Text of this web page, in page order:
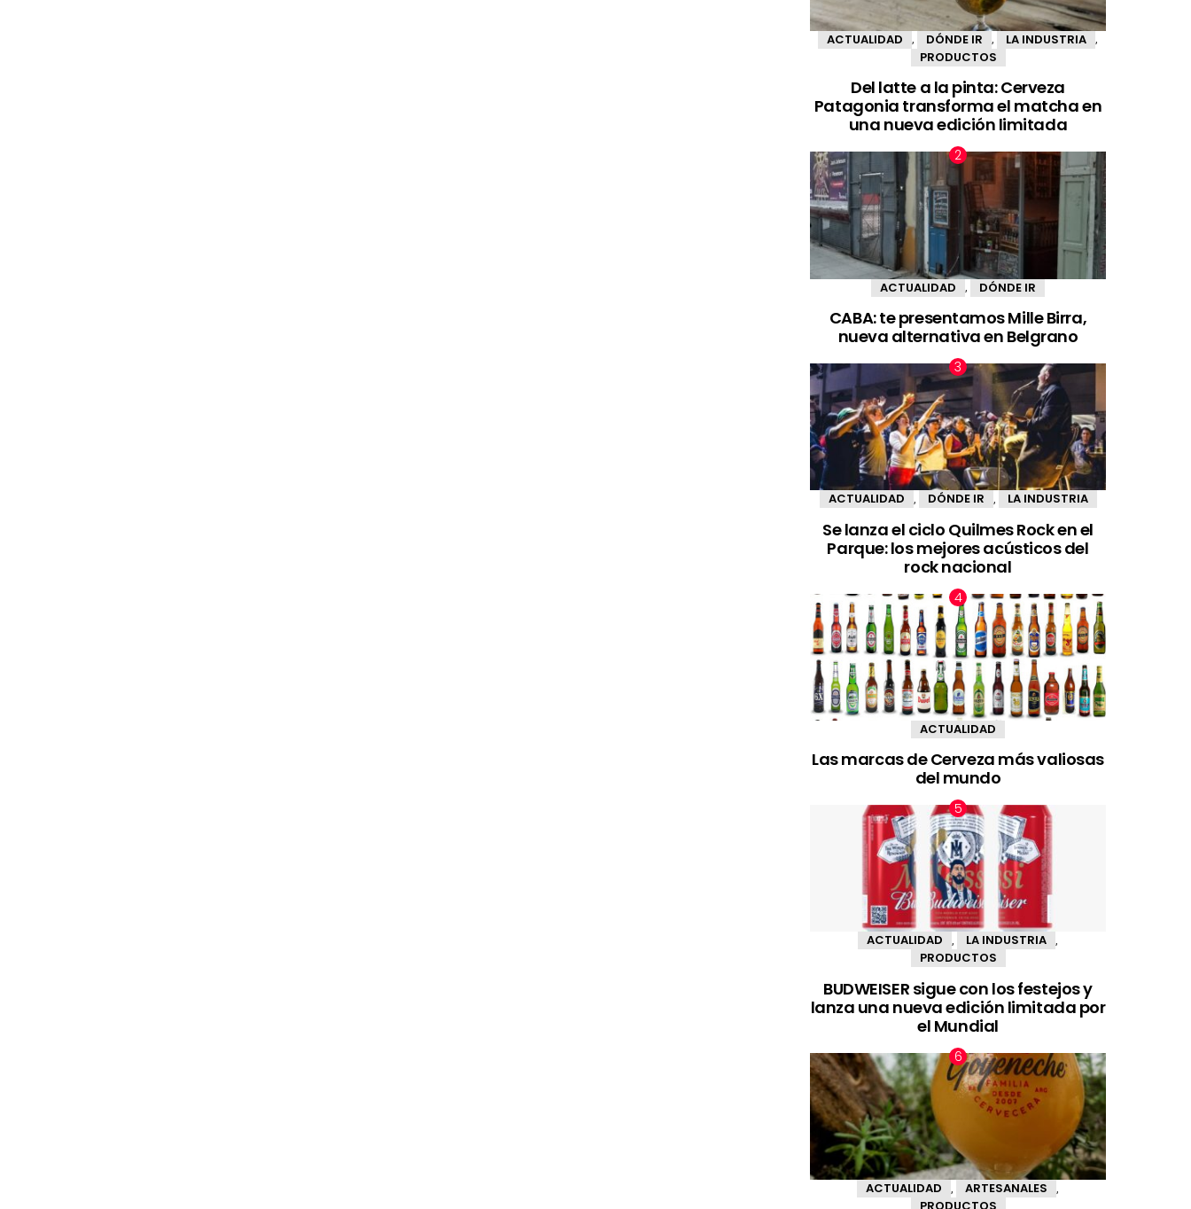
ACTUALIDAD , DÓNDE IR , LA INDUSTRIA ,
PRODUCTOS
Del latte a la pinta: Cerveza
Patagonia transforma el matcha en
una nueva edición limitada
ACTUALIDAD DÓNDE IR
CABA: te presentamos Mille Birra,
nueva alternativa en Belgrano
ACTUALIDAD DÓNDE IR LA INDUSTRIA
Se lanza el ciclo Quilmes Rock en el
Parque: los mejores acústicos del
rock nacional
ACTUALIDAD
Las marcas de Cerveza más valiosas
del mundo
ACTUALIDAD LA INDUSTRIA
PRODUCTOS
BUDWEISER sigue con los festejos y
lanza una nueva edición limitada por
el Mundial
ACTUALIDAD ARTESANALES